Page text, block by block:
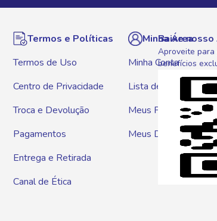
Termos e Políticas
Termos de Uso
Centro de Privacidade
Troca e Devolução
Pagamentos
Entrega e Retirada
Canal de Ética
Minha Área
Minha Conta
Lista de Compras
Meus Pedidos
Meus Descontos
Baixe nosso
Aproveite
benefícios